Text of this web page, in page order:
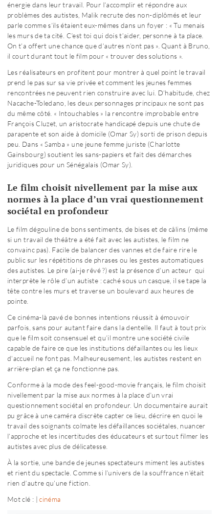
énergie dans leur travail. Pour l’accomplir et répondre aux
problèmes des autistes, Malik recrute des non-diplômés et leur
parle comme s’ils étaient eux-mêmes dans un foyer : « Tu menais
les murs de ta cité. C’est toi qui dois t’aider, personne à ta place.
On t’a offert une chance que d’autres n’ont pas ». Quant à Bruno,
il court durant tout le film pour « trouver des solutions ».
Les réalisateurs en profitent pour montrer à quel point le travail
prend le pas sur sa vie privée et comment les jeunes femmes
rencontrées ne peuvent rien construire avec lui. D’habitude, chez
Nacache-Toledano, les deux personnages principaux ne sont pas
du même côté. « Intouchables » la rencontre improbable entre
François Cluzet, un aristocrate handicapé depuis une chute de
parapente et son aide à domicile (Omar Sy) sorti de prison depuis
peu. Dans « Samba » une jeune femme juriste (Charlotte
Gainsbourg) soutient les sans-papiers et fait des démarches
juridiques pour un Sénégalais (Omar Sy).
Le film choisit nivellement par la mise aux
normes à la place d’un vrai questionnement
sociétal en profondeur
Le film dégouline de bons sentiments, de bises et de câlins (même
si un travail de théâtre a été fait avec les autistes, le film ne
convainc pas). Facile de balancer des vannes et de faire rire le
public sur les répétitions de phrases ou les gestes automatiques
des autistes. Le pire (ai-je rêvé ?) est la présence d’un acteur qui
interprète le rôle d’un autiste : caché sous un casque, il se tape la
tête contre les murs et traverse un boulevard aux heures de
pointe.
Ce cinéma-là pavé de bonnes intentions réussit à émouvoir
parfois, sans pour autant faire dans la dentelle. Il faut à tout prix
que le film soit consensuel et qu’il montre une société civile
capable de faire ce que les institutions défaillantes ou les lieux
d’accueil ne font pas. Malheureusement, les autistes restent en
arrière-plan et ça ne fonctionne pas.
Conforme à la mode des feel-good-movie français, le film choisit
nivellement par la mise aux normes à la place d’un vrai
questionnement sociétal en profondeur. Un documentaire aurait
pu grâce à une caméra discrète capter ce lieu, décrire en quoi le
travail des soignants colmate les défaillances sociétales, nuancer
l’approche et les incertitudes des éducateurs et surtout filmer les
autistes avec plus de délicatesse.
À la sortie, une bande de jeunes spectateurs miment les autistes
et rient du spectacle. Comme si l’univers de la souffrance n’était
rien d’autre qu’une fiction.
Mot clé : |cinéma